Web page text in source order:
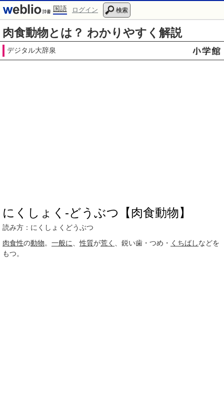
国語 ログイン 検索
肉食動物とは？ わかりやすく解説
デジタル大辞泉
にくしょく‐どうぶつ【肉食動物】
読み方：にくしょくどうぶつ
肉食性の動物。 一般に 、性質が荒く 、鋭い歯・つめ・ くちばしなどを
もつ。